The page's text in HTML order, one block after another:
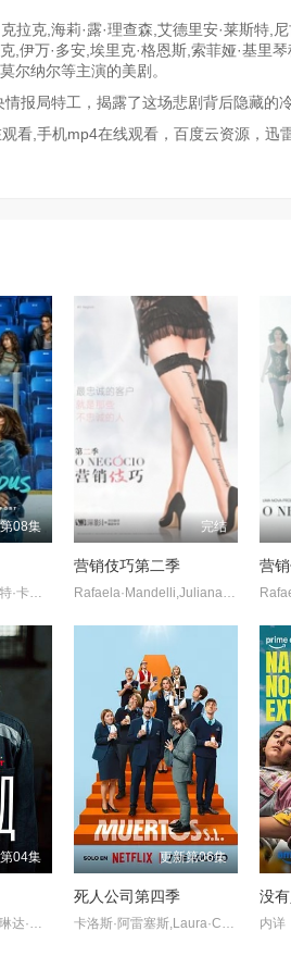
克,海莉·露·理查森,艾德里安·莱斯特,
,伊万·多安,埃里克·格恩斯,索菲娅·基里琴
尔纳尔等主演的美剧。
报局特工，揭露了这场悲剧背后隐藏的冷
看,手机mp4在线观看，百度云资源，迅
08集
艾拉·布赖特,贝尔蒙特·卡梅利,史蒂夫·豪威,杰伦·托马斯·
完结
营销伎巧第二季
Rafaela·Mandelli,Juliana·Schalch,Michelle·Batista,João·Gabriel·Vasconcellos,Gabriel·Godoy,Guilherme·Weber,Kauê·Telloli
营
04集 更新第06集
死人公司第四季
内详